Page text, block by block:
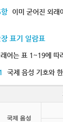
이미 굳어진 외래
표기 일람표
어는 표 1~19에 따
국제 음성 기호와
국제 음성